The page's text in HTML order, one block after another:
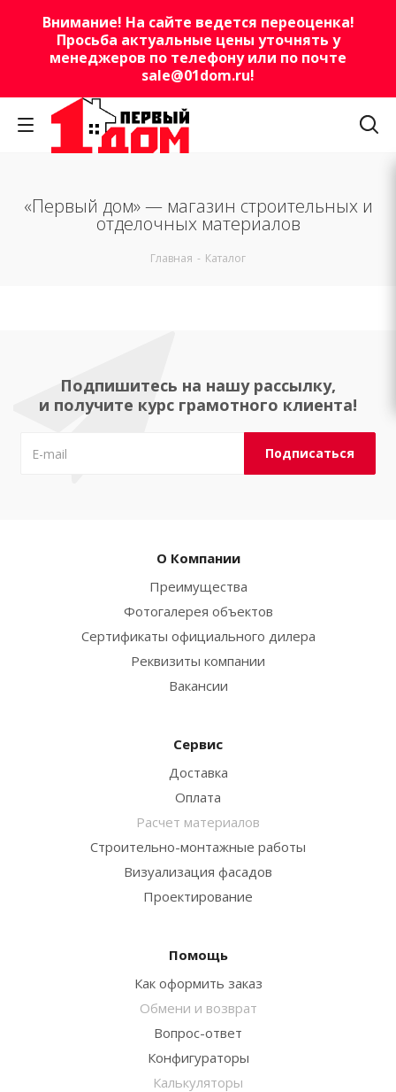
Внимание! На сайте ведется переоценка!
Просьба актуальные цены уточнять у
менеджеров по телефону или по почте
sale@01dom.ru!
«Первый дом» — магазин строительных и
отделочных материалов
Главная - Каталог
Подпишитесь на нашу рассылку,
и получите курс грамотного клиента!
О Компании
Преимущества
Фотогалерея объектов
Сертификаты официального дилера
Реквизиты компании
Вакансии
Сервис
Доставка
Оплата
Расчет материалов
Строительно-монтажные работы
Визуализация фасадов
Проектирование
Помощь
Как оформить заказ
Обмени и возврат
Вопрос-ответ
Конфигураторы
Калькуляторы